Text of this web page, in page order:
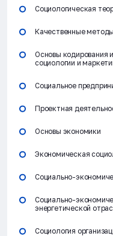
Социологическая
Качественные
Основы кодирования
социологии и
Социальное
Проектная
Основы экономики
Экономическая
Социально-
Социально-
энергетической
Социология